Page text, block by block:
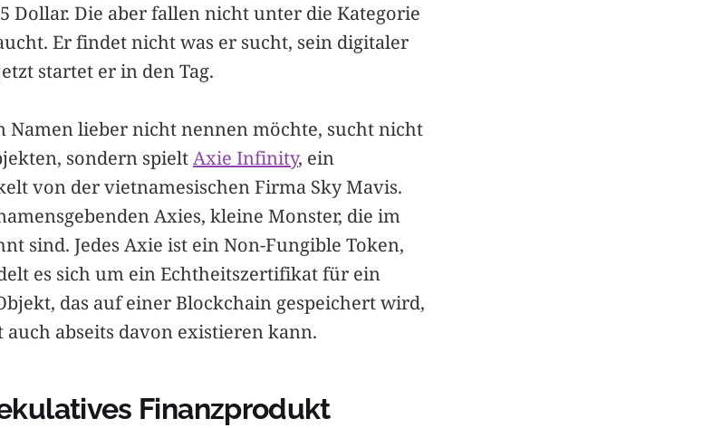
Dollar. Die aber fallen nicht unter die Kategorie
Er findet nicht was er sucht, sein digitaler
startet er in den Tag.
Namen lieber nicht nennen möchte, sucht nicht
sondern spieltAxie Infinity, ein
von der vietnamesischen Firma Sky Mavis.
Axies, kleine Monster, die im
sind. Jedes Axie ist ein Non-Fungible Token,
es sich um ein Echtheitszertifikat für ein
das auf einer Blockchain gespeichert wird,
abseits davon existieren kann.
Finanzprodukt